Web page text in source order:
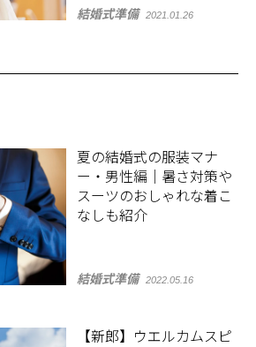
結婚式準備 2021.01.26
夏の結婚式の服装マナ
ー・男性編｜暑さ対策や
スーツのおしゃれな着こ
なしも紹介
結婚式準備 2022.05.16
【新郎】ウエルカムスピ